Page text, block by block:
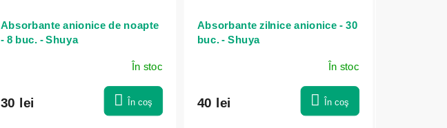
Absorbante anionice de noapte
- 8 buc. - Shuya
În stoc
30 lei În coş
Absorbante zilnice anionice - 30
buc. - Shuya
În stoc
40 lei În coş